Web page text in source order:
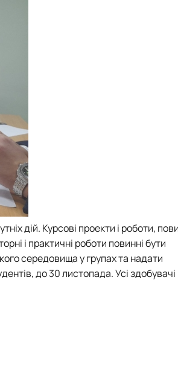
дій. Курсові проекти і роботи,
і практичні роботи повинні бути
середовища у групах та надати
до 30 листопада. Усі